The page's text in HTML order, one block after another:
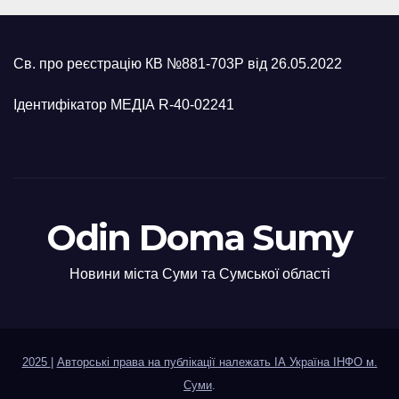
Св. про реєстрацію КВ №881-703Р від 26.05.2022
Ідентифікатор МЕДІА R-40-02241
Odin Doma Sumy
Новини міста Суми та Сумської області
2025
Авторські права на публікації належать ІА Україна ІНФО м.
Суми.